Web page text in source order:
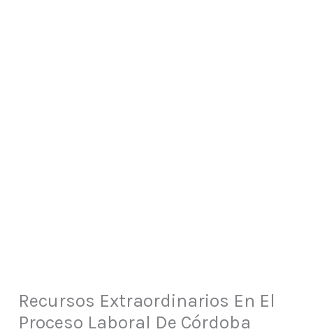
Recursos Extraordinarios En El
Proceso Laboral De Córdoba